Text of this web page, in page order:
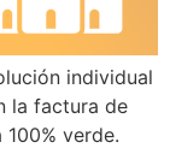
individual
la factura de
verde.